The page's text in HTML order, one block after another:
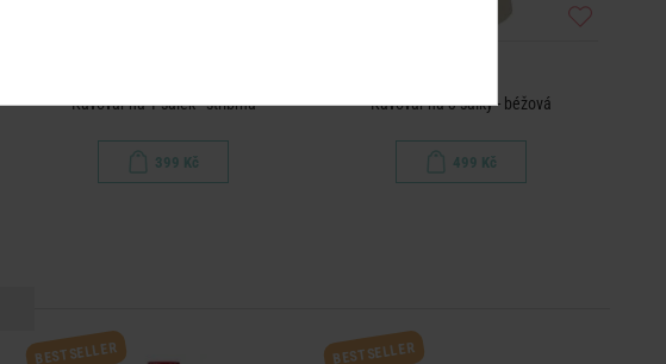
Kávovar na 1 šálek - stříbrná
399 Kč
Kávovar na 3 šálky - béžová
499 Kč
BESTSELLER BESTSELLER